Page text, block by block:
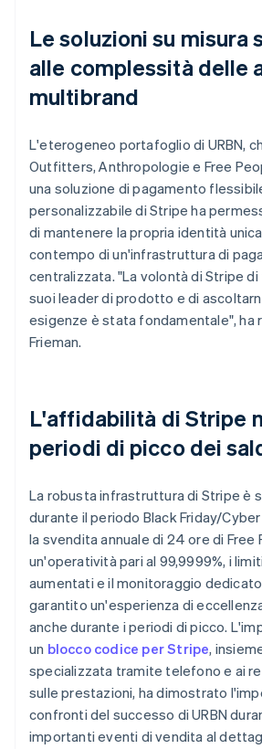
Le soluzioni su misura
alle complessità delle
multibrand
L'eterogeneo portafoglio di URBN,
Outfitters, Anthropologie e Free
una soluzione di pagamento
personalizzabile di Stripe ha
di mantenere la propria identità
contempo di un'infrastruttura di
centralizzata. "La volontà di Stripe
suoi leader di prodotto e di
esigenze è stata fondamentale", ha
Frieman.
L'affidabilità di Stripe
periodi di picco dei
La robusta infrastruttura di Stripe è
durante il periodo Black Friday/Cyber
la svendita annuale di 24 ore di Free
un'operatività pari al 99,9999%, i
aumentati e il monitoraggio
garantito un'esperienza di
anche durante i periodi di picco.
un blocco codice per Stripe,
specializzata tramite telefono e ai
sulle prestazioni, ha dimostrato
confronti del successo di URBN
importanti eventi di vendita al